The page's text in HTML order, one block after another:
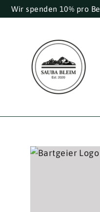
Direkt
zum
Wir spenden 10% pro